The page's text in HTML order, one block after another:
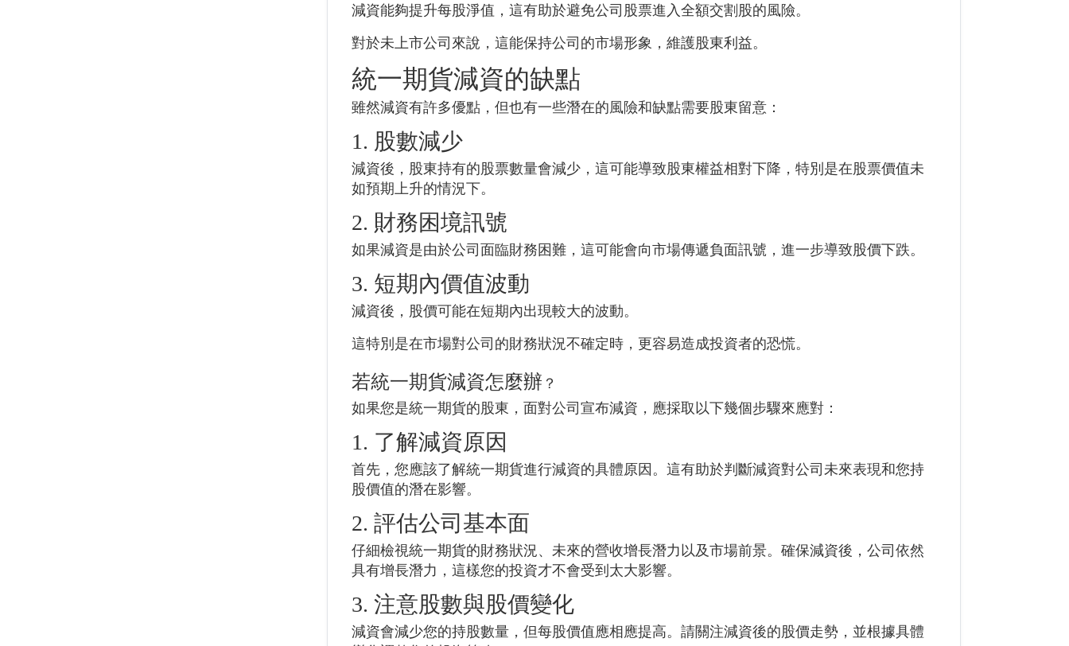
減資能夠提升每股淨值，這有助於避免公司股票進入全額交割股的風險。
對於未上市公司來說，這能保持公司的市場形象，維護股東利益。
統一期貨減資的缺點
雖然減資有許多優點，但也有一些潛在的風險和缺點需要股東留意：
1. 股數減少
減資後，股東持有的股票數量會減少，這可能導致股東權益相對下降，特別是在股票價值未
如預期上升的情況下。
2. 財務困境訊號
如果減資是由於公司面臨財務困難，這可能會向市場傳遞負面訊號，進一步導致股價下跌。
3. 短期內價值波動
減資後，股價可能在短期內出現較大的波動。
這特別是在市場對公司的財務狀況不確定時，更容易造成投資者的恐慌。
若統一期貨減資怎麼辦 ？
如果您是統一期貨的股東，面對公司宣布減資，應採取以下幾個步驟來應對：
1. 了解減資原因
首先，您應該了解統一期貨進行減資的具體原因。這有助於判斷減資對公司未來表現和您持
股價值的潛在影響。
2. 評估公司基本面
仔細檢視統一期貨的財務狀況、未來的營收增長潛力以及市場前景。確保減資後，公司依然
具有增長潛力，這樣您的投資才不會受到太大影響。
3. 注意股數與股價變化
減資會減少您的持股數量，但每股價值應相應提高。請關注減資後的股價走勢，並根據具體